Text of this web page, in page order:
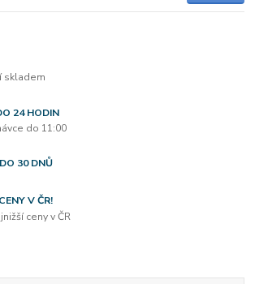
skladem
24 HODIN
do 11:00
30 DNŮ
V ČR!
ceny v ČR